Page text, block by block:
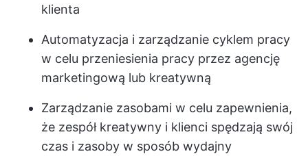
klienta
Automatyzacja i zarządzanie cyklem pracy
w celu przeniesienia pracy przez agencję
marketingową lub kreatywną
Zarządzanie zasobami w celu zapewnienia,
że zespół kreatywny i klienci spędzają swój
czas i zasoby w sposób wydajny